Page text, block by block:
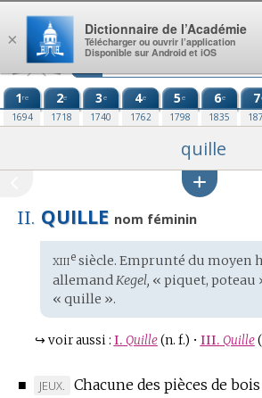
Aller au contenu
1re
1694
2e
1718
3e
1740
4e
1762
5e
1798
6e
1835
7
quille
II. QUILLE nom féminin
Étymologie
:
xiiiesiècle. Emprunté du moyen
allemandKegel, « piquet, poteau
« quille ».
↪ voir aussi : I. Quille (n. f.) • III. Quille
■
MARQUE
JEUX.
Chacune des pièces de
×
Dictionnaire de l’Académie
Télécharger ou ouvrir l’application
Disponible sur Android et iOS